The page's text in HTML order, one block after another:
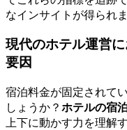
なインサイトが得られま
現代のホテル運営
要因
宿泊料金が固定されて
しょうか？ ホテルの宿
上下に動かす力を理解